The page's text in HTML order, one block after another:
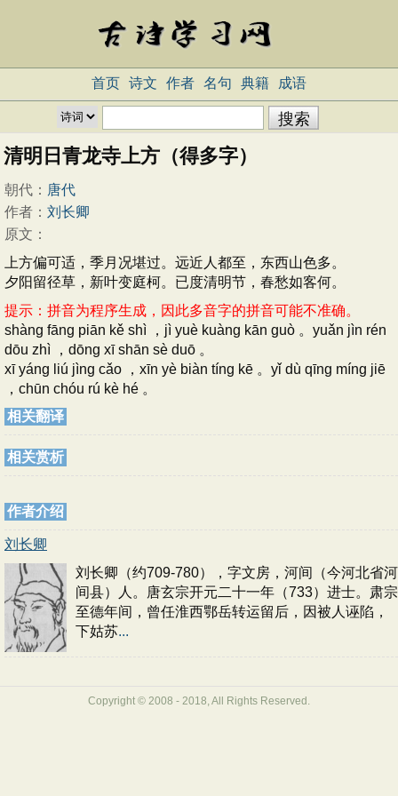
首页 诗文 作者 名句 典籍 成语
清明日青龙寺上方（得多字）
朝代： 唐代
作者： 刘长卿
原文：
上方偏可适，季月况堪过。远近人都至，东西山色多。
夕阳留径草，新叶变庭柯。已度清明节，春愁如客何。
提示：拼音为程序生成，因此多音字的拼音可能不准确。
shàng fāng piān kě shì ，jì yuè kuàng kān guò 。yuǎn jìn rén
dōu zhì ，dōng xī shān sè duō 。
xī yáng liú jìng cǎo ，xīn yè biàn tíng kē 。yǐ dù qīng míng jiē
，chūn chóu rú kè hé 。
相关翻译
相关赏析
作者介绍
刘长卿
刘长卿（约709-780），字文房，河间（今河北省河
间县）人。唐玄宗开元二十一年（733）进士。肃宗
至德年间，曾任淮西鄂岳转运留后，因被人诬陷，
下姑苏...
Copyright © 2008 - 2018, All Rights Reserved.